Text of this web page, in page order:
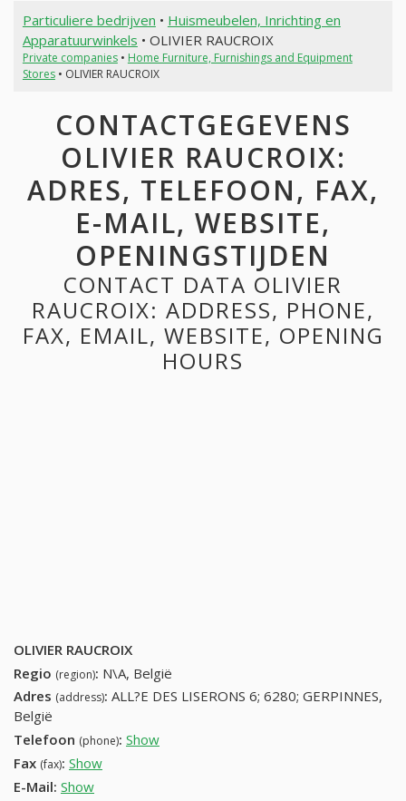
Particuliere bedrijven • Huismeubelen, Inrichting en
Apparatuurwinkels • OLIVIER RAUCROIX
Private companies• Home Furniture, Furnishings and Equipment
Stores• OLIVIER RAUCROIX
CONTACTGEGEVENS
OLIVIER RAUCROIX:
ADRES, TELEFOON, FAX,
E-MAIL, WEBSITE,
OPENINGSTIJDEN
CONTACT DATA OLIVIER
RAUCROIX: ADDRESS, PHONE,
FAX, EMAIL, WEBSITE, OPENING
HOURS
OLIVIER RAUCROIX
Regio (region): N\A, België
Adres (address): ALL?E DES LISERONS 6; 6280; GERPINNES,
België
Telefoon (phone): Show
Fax (fax): Show
E-Mail: Show